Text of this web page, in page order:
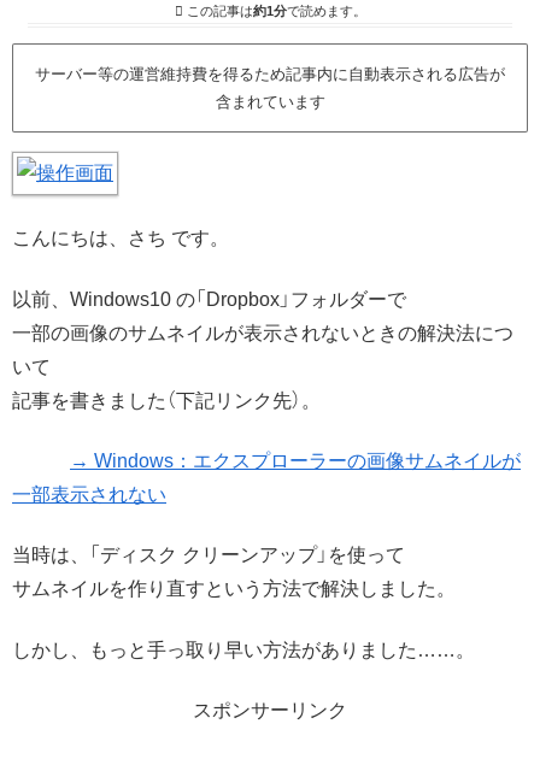
この記事は約1分で読めます。
サーバー等の運営維持費を得るため記事内に自動表示される広告が
含まれています
こんにちは、さち です。
以前、Windows10 の「Dropbox」フォルダーで
一部の画像のサムネイルが表示されないときの解決法につ
いて
記事を書きました（下記リンク先）。
→ Windows：エクスプローラーの画像サムネイルが
一部表示されない
当時は、「ディスク クリーンアップ」を使って
サムネイルを作り直すという方法で解決しました。
しかし、もっと手っ取り早い方法がありました……。
スポンサーリンク